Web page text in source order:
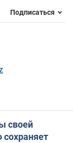
Подписаться
своей
сохраняет